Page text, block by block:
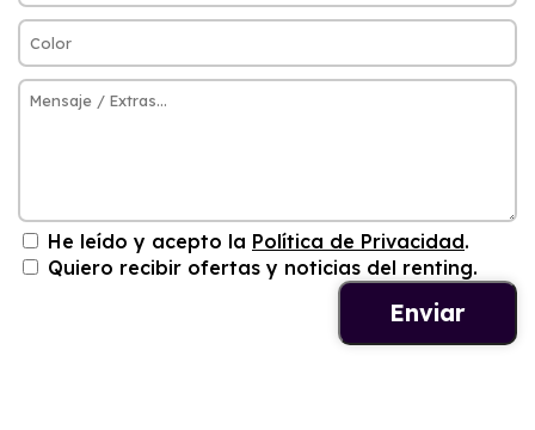
He leído y acepto la Política de Privacidad.
Quiero recibir ofertas y noticias del renting.